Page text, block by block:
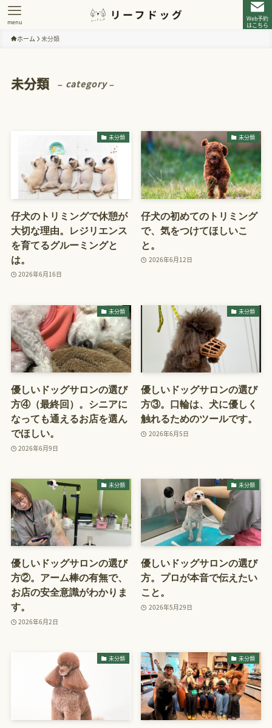
Web予約
はこちら
menu
ホーム 未分類
未分類 – category –
未分類
仔犬のトリミングで休憩が
大切な理由。レジリエンス
を育てるグルーミングと
は。
2026年6月16日
未分類
仔犬の初めてのトリミング
で、気をつけてほしいこ
と。
2026年6月12日
未分類
優しいドッグサロンの選び
方④（最終回）。シニアに
なっても通えるお店を選ん
でほしい。
2026年6月9日
未分類
優しいドッグサロンの選び
方③。口輪は、犬に優しく
触れるためのツールです。
2026年6月5日
未分類
優しいドッグサロンの選び
方②。アーム棒の有無で、
お店の安全意識がわかりま
す。
2026年6月2日
未分類
優しいドッグサロンの選び
方。プロが本音で伝えたい
こと。
2026年5月29日
未分類 未分類